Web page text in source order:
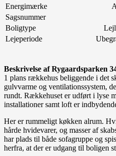
Energimærke
Sagsnummer
Boligtype
Lejeperiode
Beskrivelse af Rygaardsparken
1 plans rækkehus beliggende i det
gulvvarme og ventilationssystem,
rundt. Rækkehuset er udført i lyse
installationer samt loft er
Her er rummeligt køkken alrum.
hårde hvidevarer, og masser af
har plads til både sofagruppe og
herfra, at der er udgang til boligen